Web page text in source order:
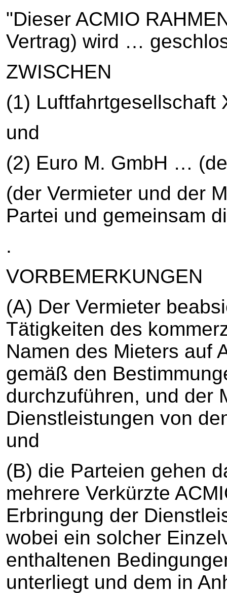
"Dieser ACMIO
Vertrag) wird …
ZWISCHEN
(1)
und
(2) Euro M. GmbH …
(der Vermieter und der
Partei und gemeinsam
.
VORBEMERKUNGEN
(A) Der Vermieter
Tätigkeiten des
Namen des Mieters auf
gemäß den
durchzuführen, und der
Dienstleistungen von
und
(B) die Parteien gehen
mehrere Verkürzte
Erbringung der
wobei ein solcher
enthaltenen
unterliegt und dem in